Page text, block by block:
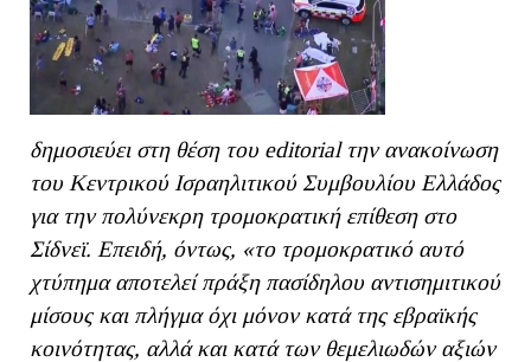
δημοσιεύει στη θέση του editorialτην ανακοίνωση
του Κεντρικού Ισραηλιτικού Συμβουλίου Ελλάδος
για την πολύνεκρη τρομοκρατική επίθεση στο
Σίδνεϊ. Επειδή, όντως, «το τρομοκρατικό αυτό
χτύπημα αποτελεί πράξη πασίδηλου αντισημιτικού
μίσους και πλήγμα όχι μόνον κατά της εβραϊκής
κοινότητας, αλλά και κατά των θεμελιωδών αξιών